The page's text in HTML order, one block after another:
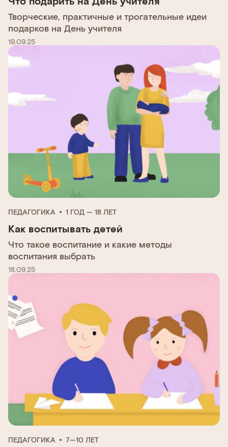
Творческие, практичные и трогательные идеи
подарков на День учителя
19.09.25
ПЕДАГОГИКА 1 ГОД — 18 ЛЕТ
Как воспитывать детей
Что такое воспитание и какие методы
воспитания выбрать
18.09.25
ПЕДАГОГИКА 7—10 ЛЕТ